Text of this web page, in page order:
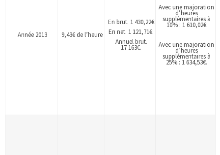
Année 2013 9,43€ de l’heure
En brut. 1 430,22€
En net. 1 121,71€.
Annuel brut.
17 163€.
Avec une majoration
d’heures
supplémentaires à
10% : 1 610,02€
Avec une majoration
d’heures
supplémentaires à
25% : 1 634,53€.